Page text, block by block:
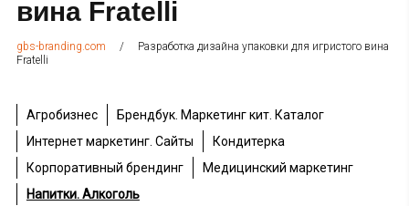
вина Fratelli
gbs-branding.com /
Разработка дизайна упаковки для игристого вина
Fratelli
Агробизнес
Брендбук. Маркетинг кит. Каталог
Интернет маркетинг. Сайты
Кондитерка
Корпоративный брендинг
Медицинский маркетинг
Напитки. Алкоголь